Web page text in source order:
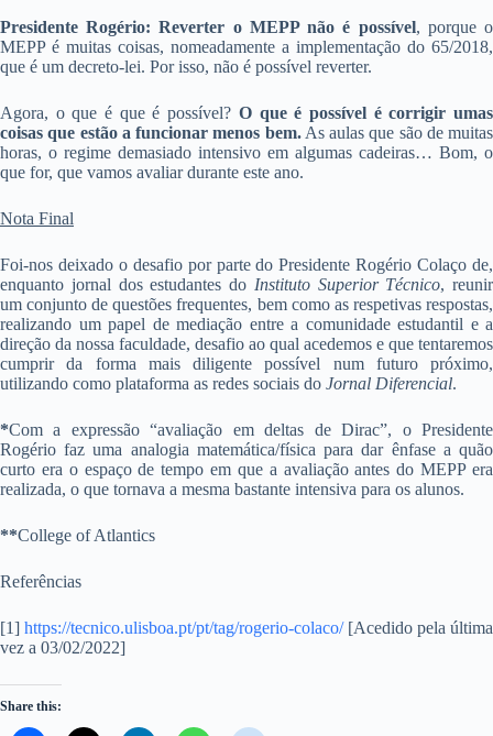
Presidente Rogério: Reverter o MEPP não é possível, porque o
MEPP é muitas coisas, nomeadamente a implementação do 65/2018,
que é um decreto-lei. Por isso, não é possível reverter.
Agora, o que é que é possível? O que é possível é corrigir umas
coisas que estão a funcionar menos bem.As aulas que são de muitas
horas, o regime demasiado intensivo em algumas cadeiras… Bom, o
que for, que vamos avaliar durante este ano.
Nota Final
Foi-nos deixado o desafio por parte do Presidente Rogério Colaço de,
enquanto jornal dos estudantes do Instituto Superior Técnico, reunir
um conjunto de questões frequentes, bem como as respetivas respostas,
realizando um papel de mediação entre a comunidade estudantil e a
direção da nossa faculdade, desafio ao qual acedemos e que tentaremos
cumprir da forma mais diligente possível num futuro próximo,
utilizando como plataforma as redes sociais do Jornal Diferencial.
*Com a expressão “avaliação em deltas de Dirac”, o Presidente
Rogério faz uma analogia matemática/física para dar ênfase a quão
curto era o espaço de tempo em que a avaliação antes do MEPP era
realizada, o que tornava a mesma bastante intensiva para os alunos.
**College of Atlantics
Referências
[1] https://tecnico.ulisboa.pt/pt/tag/rogerio-colaco/[Acedido pela última
vez a 03/02/2022]
Share this: